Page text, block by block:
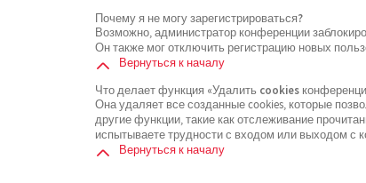
Почему я не могу зарегистрироваться?
Возможно, администратор конференции
Он также мог отключить регистрацию новых
Вернуться к началу
Что делает функция «Удалить cookies
Она удаляет все созданные cookies, которые
другие функции, такие как отслеживание
испытываете трудности с входом или выходом с
Вернуться к началу